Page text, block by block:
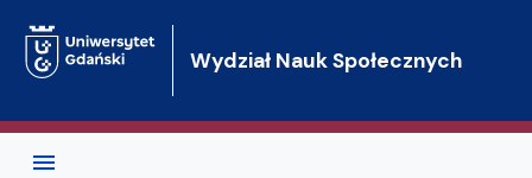
Wydział Nauk Społecznych